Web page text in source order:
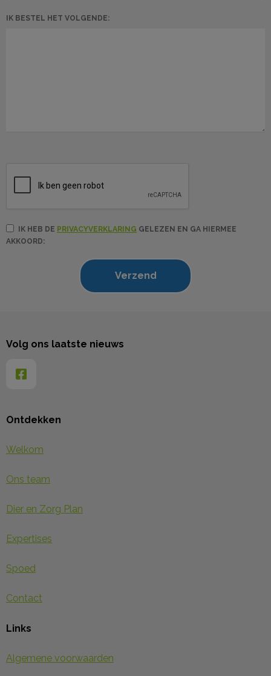
IK BESTEL HET VOLGENDE:
IK HEB DE PRIVACYVERKLARING GELEZEN EN GA HIERMEE
AKKOORD:
Ontdekken
Welkom
Ons team
Dier en Zorg Plan
Expertises
Spoed
Contact
Links
Algemene voorwaarden
Volg ons laatste nieuws